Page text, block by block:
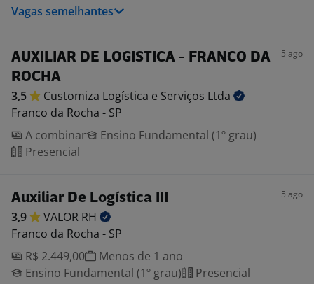
Vagas semelhantes
AUXILIAR DE LOGISTICA - FRANCO DA
ROCHA
5 ago
3,5 Customiza Logística e Serviços Ltda
Franco da Rocha - SP
A combinar
Ensino Fundamental (1º grau)
Presencial
Auxiliar De Logística III 5 ago
3,9 VALOR RH
Franco da Rocha - SP
R$ 2.449,00
Menos de 1 ano
Ensino Fundamental (1º grau)
Presencial